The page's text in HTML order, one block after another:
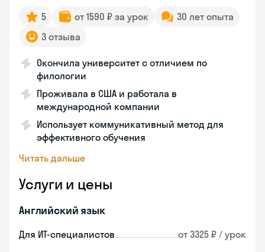
5 от 1590 ₽ за урок
30 лет опыта
3 отзыва
Окончила университет с отличием по
филологии
Проживала в США и работала в
международной компании
Использует коммуникативный метод для
эффективного обучения
Читать дальше
Услуги и цены
Английский язык
Для ИТ-специалистов от 3325 ₽ / урок